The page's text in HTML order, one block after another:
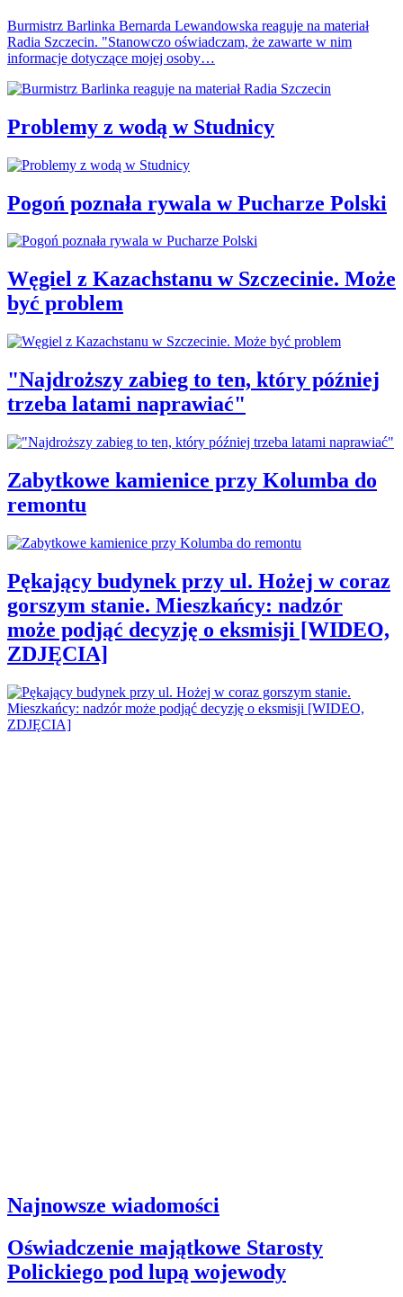
Burmistrz Barlinka Bernarda Lewandowska reaguje na materiał
Radia Szczecin. "Stanowczo oświadczam, że zawarte w nim
informacje dotyczące mojej osoby…
Problemy z wodą w Studnicy
Pogoń poznała rywala w Pucharze Polski
Węgiel z Kazachstanu w Szczecinie. Może
być problem
"Najdroższy zabieg to ten, który później
trzeba latami naprawiać"
Zabytkowe kamienice przy Kolumba do
remontu
Pękający budynek przy ul. Hożej w coraz
gorszym stanie. Mieszkańcy: nadzór
może podjąć decyzję o eksmisji [WIDEO,
ZDJĘCIA]
Najnowsze wiadomości
Oświadczenie majątkowe Starosty
Polickiego pod lupą wojewody